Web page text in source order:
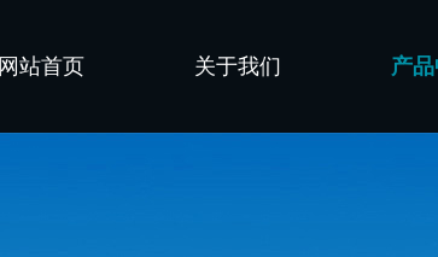
网站首页 关于我们 产